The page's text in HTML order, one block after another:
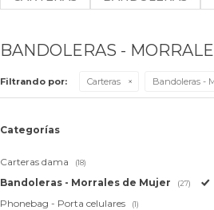
BANDOLERAS -
Filtrando por: Carteras Bandoleras -
Categorías
Carteras dama (18)
Bandoleras - Morrales de Mujer (27)
Phonebag - Porta celulares (1)